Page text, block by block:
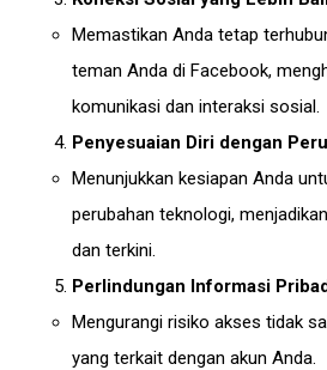
Memastikan Anda tetap
teman Anda di Facebook,
komunikasi dan interaksi sosial.
Penyesuaian Diri dengan
Menunjukkan kesiapan Anda
perubahan teknologi,
dan terkini.
Perlindungan Informasi
Mengurangi risiko akses tidak
yang terkait dengan akun Anda.